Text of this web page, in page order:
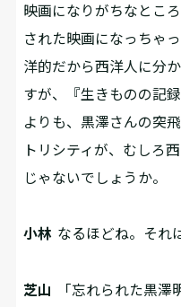
映画になりがちなとこ
された映画になっちゃ
洋的だから西洋人に分
すが、『生きものの記
よりも、黒澤さんの突
トリシティが、むしろ
じゃないでしょうか。
小林 なるほどね。それ
芝山
「忘れられた黒澤